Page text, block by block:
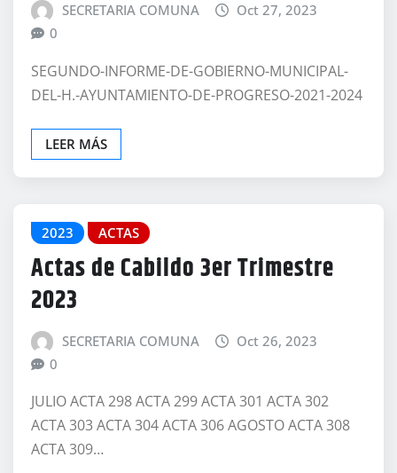
SECRETARIA COMUNA
Oct 27, 2023
0
SEGUNDO-INFORME-DE-GOBIERNO-MUNICIPAL-
DEL-H.-AYUNTAMIENTO-DE-PROGRESO-2021-2024
LEER MÁS
2023 ACTAS
Actas de Cabildo 3er Trimestre
2023
SECRETARIA COMUNA
Oct 26, 2023
0
JULIO ACTA 298 ACTA 299 ACTA 301 ACTA 302
ACTA 303 ACTA 304 ACTA 306 AGOSTO ACTA 308
ACTA 309…